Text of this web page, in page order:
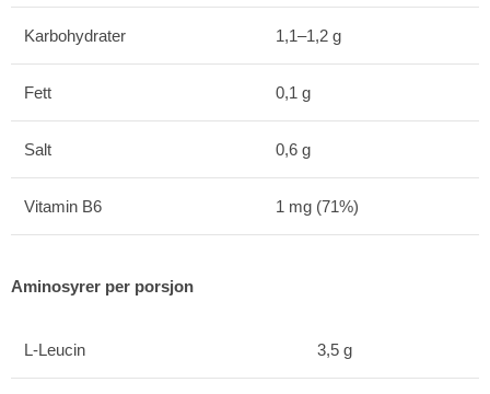
Karbohydrater 1,1–1,2 g
Fett 0,1 g
Salt 0,6 g
Vitamin B6 1 mg (71%)
Aminosyrer per porsjon
L-Leucin 3,5 g